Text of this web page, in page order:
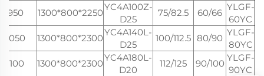
YLGF-
60YC
60/66
75/82.5
YC4A100Z-
D25
2250*800*1300
950
YLGF-
80YC
80/90
100/112.5
YC4A140L-
D25
2300*800*1300
1050
YLGF-
90YC
90/100
112/125
YC4A180L-
D20
2300*800*1300
1100